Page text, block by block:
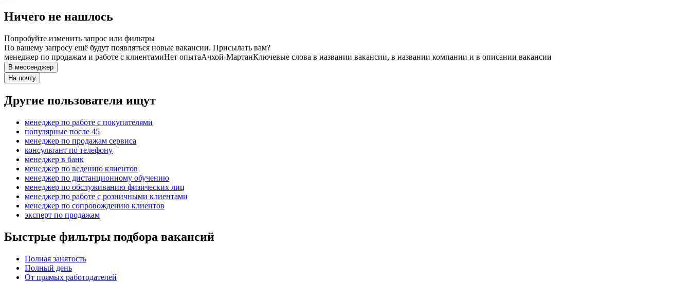
Ничего не нашлось
Попробуйте изменить запрос или фильтры
По вашему запросу ещё будут появляться новые вакансии. Присылать вам?
менеджер по продажам и работе с клиентамиНет опытаАчхой-МартанКлючевые слова в названии вакансии, в названии компании и в описании вакансии
В мессенджер
На почту
Другие пользователи ищут
менеджер по работе с покупателями
популярные после 45
менеджер по продажам сервиса
консультант по телефону
менеджер в банк
менеджер по ведению клиентов
менеджер по дистанционному обучению
менеджер по обслуживанию физических лиц
менеджер по работе с розничными клиентами
менеджер по сопровождению клиентов
эксперт по продажам
Быстрые фильтры подбора вакансий
Полная занятость
Полный день
От прямых работодателей